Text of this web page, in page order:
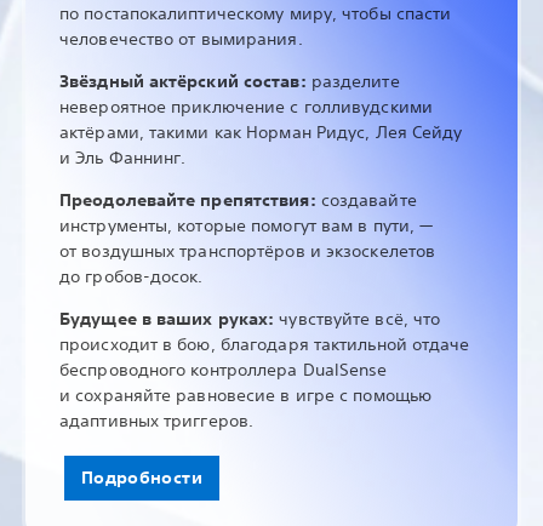
по постапокалиптическому миру, чтобы спасти
человечество от вымирания.
Звёздный актёрский состав: разделите
невероятное приключение с голливудскими
актёрами, такими как Норман Ридус, Лея Сейду
и Эль Фаннинг.
Преодолевайте препятствия: создавайте
инструменты, которые помогут вам в пути, —
от воздушных транспортёров и экзоскелетов
до гробов-досок.
Будущее в ваших руках: чувствуйте всё, что
происходит в бою, благодаря тактильной отдаче
беспроводного контроллера DualSense
и сохраняйте равновесие в игре с помощью
адаптивных триггеров.
Подробности